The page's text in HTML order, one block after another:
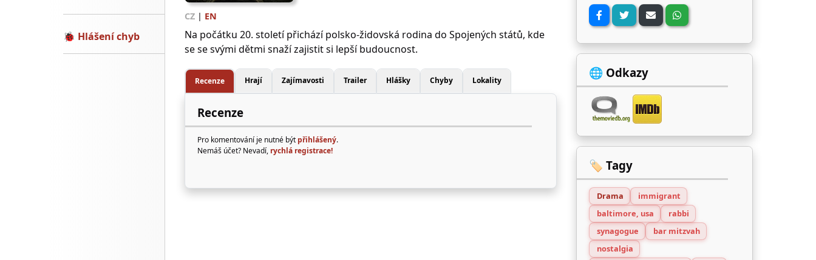
🐞 Hlášení chyb
CZ | EN
Na počátku 20. století přichází polsko-židovská rodina do Spojených států, kde
se se svými dětmi snaží zajistit si lepší budoucnost.
Recenze Hrají Zajímavosti Trailer Hlášky Chyby Lokality
Recenze
Pro komentování je nutné být přihlášený.
Nemáš účet? Nevadí, rychlá registrace!
🌐 Odkazy
🏷️ Tagy
Drama
immigrant
baltimore, usa
rabbi
synagogue
bar mitzvah
nostalgia